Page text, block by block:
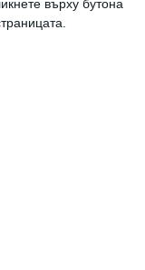
върху бутона